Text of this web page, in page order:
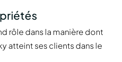
rôle dans la manière dont
atteint ses clients dans le